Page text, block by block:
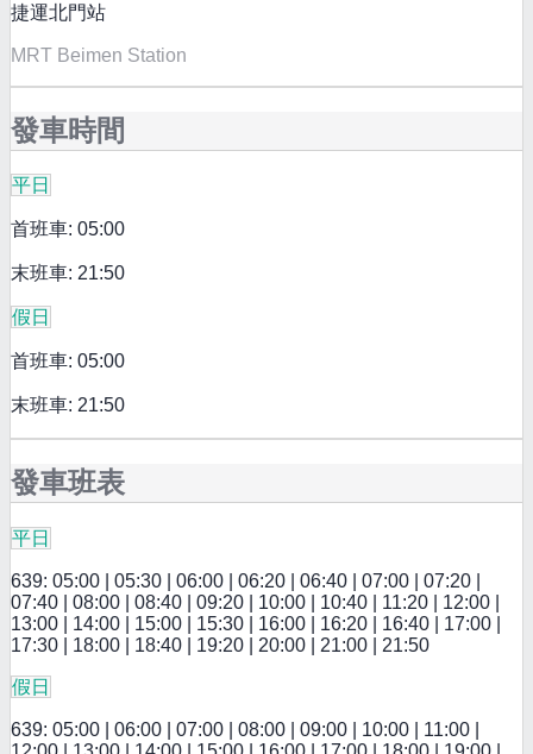
捷運北門站
MRT Beimen Station
發車時間
平日
首班車: 05:00
末班車: 21:50
假日
首班車: 05:00
末班車: 21:50
發車班表
平日
639: 05:00 | 05:30 | 06:00 | 06:20 | 06:40 | 07:00 | 07:20 |
07:40 | 08:00 | 08:40 | 09:20 | 10:00 | 10:40 | 11:20 | 12:00 |
13:00 | 14:00 | 15:00 | 15:30 | 16:00 | 16:20 | 16:40 | 17:00 |
17:30 | 18:00 | 18:40 | 19:20 | 20:00 | 21:00 | 21:50
假日
639: 05:00 | 06:00 | 07:00 | 08:00 | 09:00 | 10:00 | 11:00 |